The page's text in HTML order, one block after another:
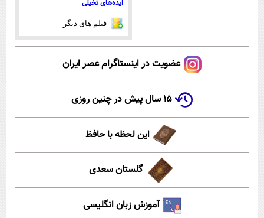
ایده‌های تخیلی
فیلم های دیگر
عضویت در اینستاگرام عصر ایران
۱۵ سال پیش در چنین روزی
این لحظه با حافظ
گلستان سعدی
آموزش زبان انگلیسی